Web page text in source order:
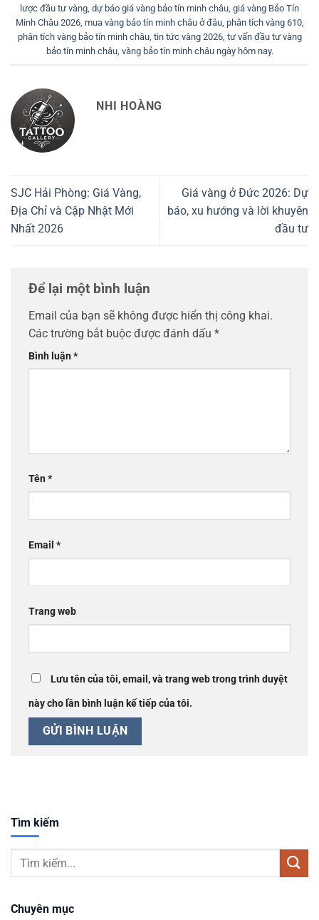
lược đầu tư vàng dự báo giá vàng bảo tín minh châu giá vàng Bảo Tín
Minh Châu 2026, mua vàng bảo tín minh châu ở đâu, phân tích vàng 610,
phân tích vàng bảo tín minh châu, tin tức vàng 2026, tư vấn đầu tư vàng
bảo tín minh châu, vàng bảo tín minh châu ngày hôm nay.
NHI HOÀNG
SJC Hải Phòng: Giá Vàng,
Địa Chỉ và Cập Nhật Mới
Nhất 2026
Giá vàng ở Đức 2026: Dự
báo, xu hướng và lời khuyên
đầu tư
Để lại một bình luận
Email của bạn sẽ không được hiển thị công khai.
Các trường bắt buộc được đánh dấu *
Bình luận*
Tên*
Email *
Trang web
Lưu tên của tôi, email, và trang web trong trình duyệt
này cho lần bình luận kế tiếp của tôi.
Tìm kiếm
Chuyên mục